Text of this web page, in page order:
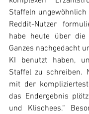
Staffeln
Reddit-Nutzer
habe heute über
Ganzes nachgedacht
KI benutzt haben,
Staffel zu schreiben.
mit der
das Endergebnis
und Klischees.“